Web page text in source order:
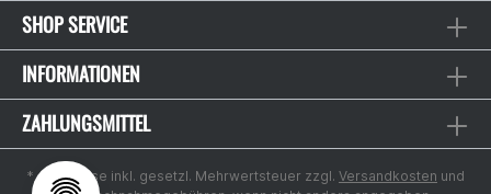
SHOP SERVICE
INFORMATIONEN
ZAHLUNGSMITTEL
* Alle Preise inkl. gesetzl. Mehrwertsteuer zzgl. Versandkosten und